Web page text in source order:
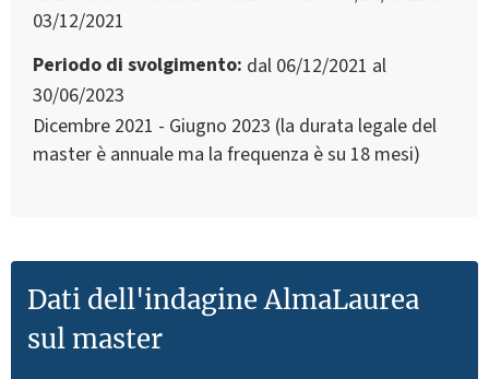
03/12/2021
Periodo di svolgimento dal 06/12/2021 al
30/06/2023
Dicembre 2021 - Giugno 2023 (la durata legale del
master è annuale ma la frequenza è su 18 mesi)
Dati dell'indagine AlmaLaurea
sul master